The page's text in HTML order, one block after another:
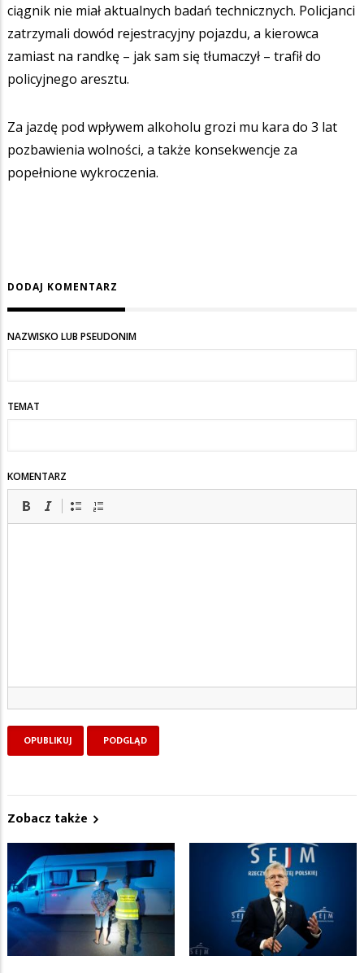
ciągnik nie miał aktualnych badań technicznych. Policjanci
zatrzymali dowód rejestracyjny pojazdu, a kierowca
zamiast na randkę – jak sam się tłumaczył – trafił do
policyjnego aresztu.
Za jazdę pod wpływem alkoholu grozi mu kara do 3 lat
pozbawienia wolności, a także konsekwencje za
popełnione wykroczenia.
DODAJ KOMENTARZ
NAZWISKO LUB PSEUDONIM
TEMAT
KOMENTARZ
Zobacz także